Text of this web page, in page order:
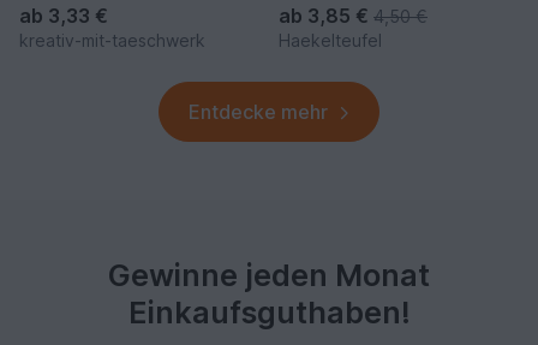
ab 3,33 €
kreativ-mit-taeschwerk
ab 3,85 € 4,50 €
Haekelteufel
Entdecke mehr
Gewinne jeden Monat
Einkaufsguthaben!